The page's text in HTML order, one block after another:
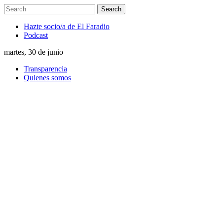
Hazte socio/a de El Faradio
Podcast
martes, 30 de junio
Transparencia
Quienes somos